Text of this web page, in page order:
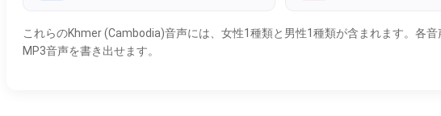
これらのKhmer (Cambodia)音声には、女性1種類と男性1種類が含まれます。各
MP3音声を書き出せます。